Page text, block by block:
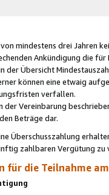
mindestens drei Jahren
Ankündigung die
der Übersicht
können eine etwaig
verfallen.
der Vereinbarung
Beträge dar.
Überschusszahlung
zahlbaren Vergütung zu
für die Teilnahme